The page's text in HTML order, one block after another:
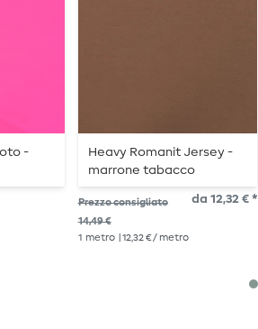
-
Heavy Romanit Jersey -
marrone tabacco
Prezzo consigliato
14,49 €
da 12,32 € *
1 metro | 12,32 € / metro